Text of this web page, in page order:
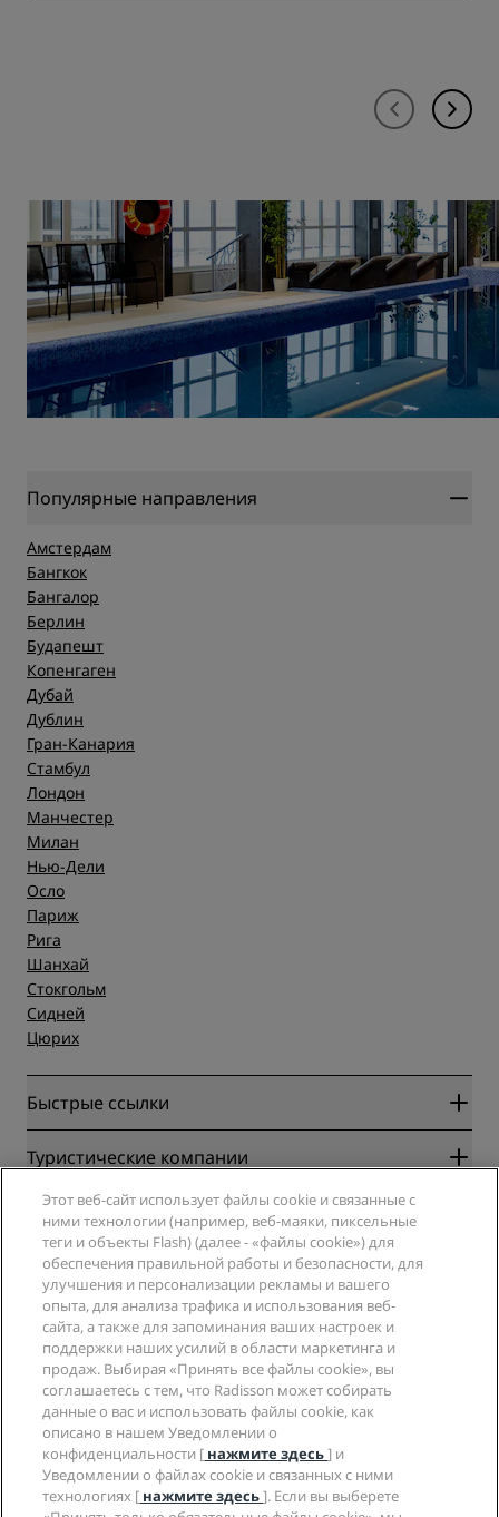
Популярные направления
Амстердам
Бангкок
Бангалор
Берлин
Будапешт
Копенгаген
Дубай
Дублин
Гран-Канария
Стамбул
Лондон
Манчестер
Милан
Нью-Дели
Осло
Париж
Рига
Шанхай
Стокгольм
Сидней
Цюрих
Быстрые ссылки
Radisson Rewards
Гарантия лучшей цены онлайн
Blog
Направления
Новые и будущие отели
Приложение Radisson Hotels
Отели со статусом Sports Approved
Отели для семейного отдыха
Охрана здоровья и безопасность
Туристические компании
Партнеры
Турагенты
Компания
Radisson Hotel Group
СМИ
Вакансии в RHG
Вакансии в PPHE
Вакансии в EHL
The Club by RHG
Возможности развития
Социально ответственный бизнес
Закупки
Юридическая информация
Центр конфиденциальности
Правовая оговорка
Условия и положения программы Radisson Rewards
Соглашение о пользовании сайтом
Цифровая доступность
Заявление о современном рабстве
Помощь
Уведомления для клиентов
Контактная информация
Часто задаваемые вопросы
Карта сайта
Социальные сети
Бренды Radisson Hotels
Этот веб-сайт использует файлы cookie и связанные с
ними технологии (например, веб-маяки, пиксельные
теги и объекты Flash) (далее - «файлы cookie») для
обеспечения правильной работы и безопасности, для
улучшения и персонализации рекламы и вашего
опыта, для анализа трафика и использования веб-
сайта, а также для запоминания ваших настроек и
поддержки наших усилий в области маркетинга и
продаж. Выбирая «Принять все файлы cookie», вы
соглашаетесь с тем, что Radisson может собирать
данные о вас и использовать файлы cookie, как
описано в нашем Уведомлении о
конфиденциальности [ нажмите здесь] и
Уведомлении о файлах cookie и связанных с ними
технологиях [ нажмите здесь]. Если вы выберете